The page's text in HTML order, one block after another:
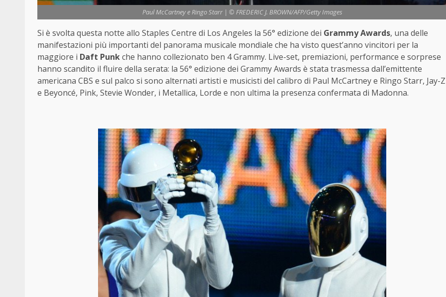
Paul McCartney e Ringo Starr | © FREDERIC J. BROWN/AFP/Getty Images
Si è svolta questa notte allo Staples Centre di Los Angeles la 56° edizione dei Grammy Awards, una delle
manifestazioni più importanti del panorama musicale mondiale che ha visto quest’anno vincitori per la
maggiore i Daft Punkche hanno collezionato ben 4 Grammy. Live-set, premiazioni, performance e sorprese
hanno scandito il fluire della serata: la 56° edizione dei Grammy Awards è stata trasmessa dall’emittente
americana CBS e sul palco si sono alternati artisti e musicisti del calibro di Paul McCartney e Ringo Starr, Jay-Z
e Beyoncé, Pink, Stevie Wonder, i Metallica, Lorde e non ultima la presenza confermata di Madonna.